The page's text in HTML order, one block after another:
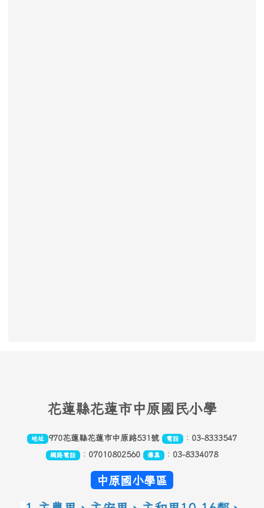
花蓮縣花蓮市中原國民小學
地址 970花蓮縣花蓮市中原路531號 電話 ： 03-8333547
網路電話 ： 07010802560 傳真 ： 03-8334078
中原國小學區